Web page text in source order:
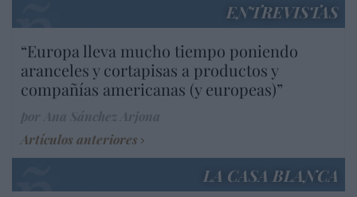
ENTREVISTAS
“Europa lleva mucho tiempo poniendo
aranceles y cortapisas a productos y
compañías americanas (y europeas)”
Artículos anteriores
LA CASA BLANCA